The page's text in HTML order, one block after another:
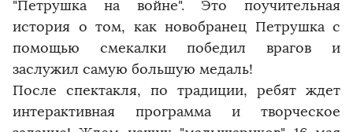
"Петрушка на войне". Это поучительная
история о том, как новобранец Петрушка с
помощью смекалки победил врагов и
заслужил самую большую медаль!
После спектакля, по традиции, ребят ждет
интерактивная программа и творческое